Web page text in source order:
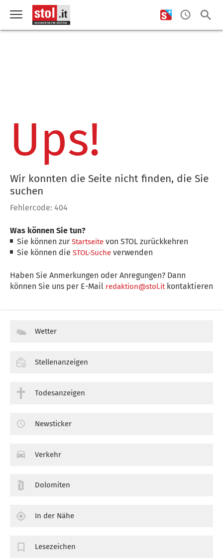
Ups!
Wir konnten die Seite nicht finden, die Sie
suchen
Fehlercode: 404
Was können Sie tun?
Sie können zurStartseite von STOL zurückkehren
Sie können dieSTOL-Suche verwenden
Haben Sie Anmerkungen oder Anregungen? Dann
können Sie uns per E-Mail redaktion@stol.itkontaktieren
Wetter
Stellenanzeigen
Todesanzeigen
Newsticker
Verkehr
Dolomiten
In der Nähe
Lesezeichen